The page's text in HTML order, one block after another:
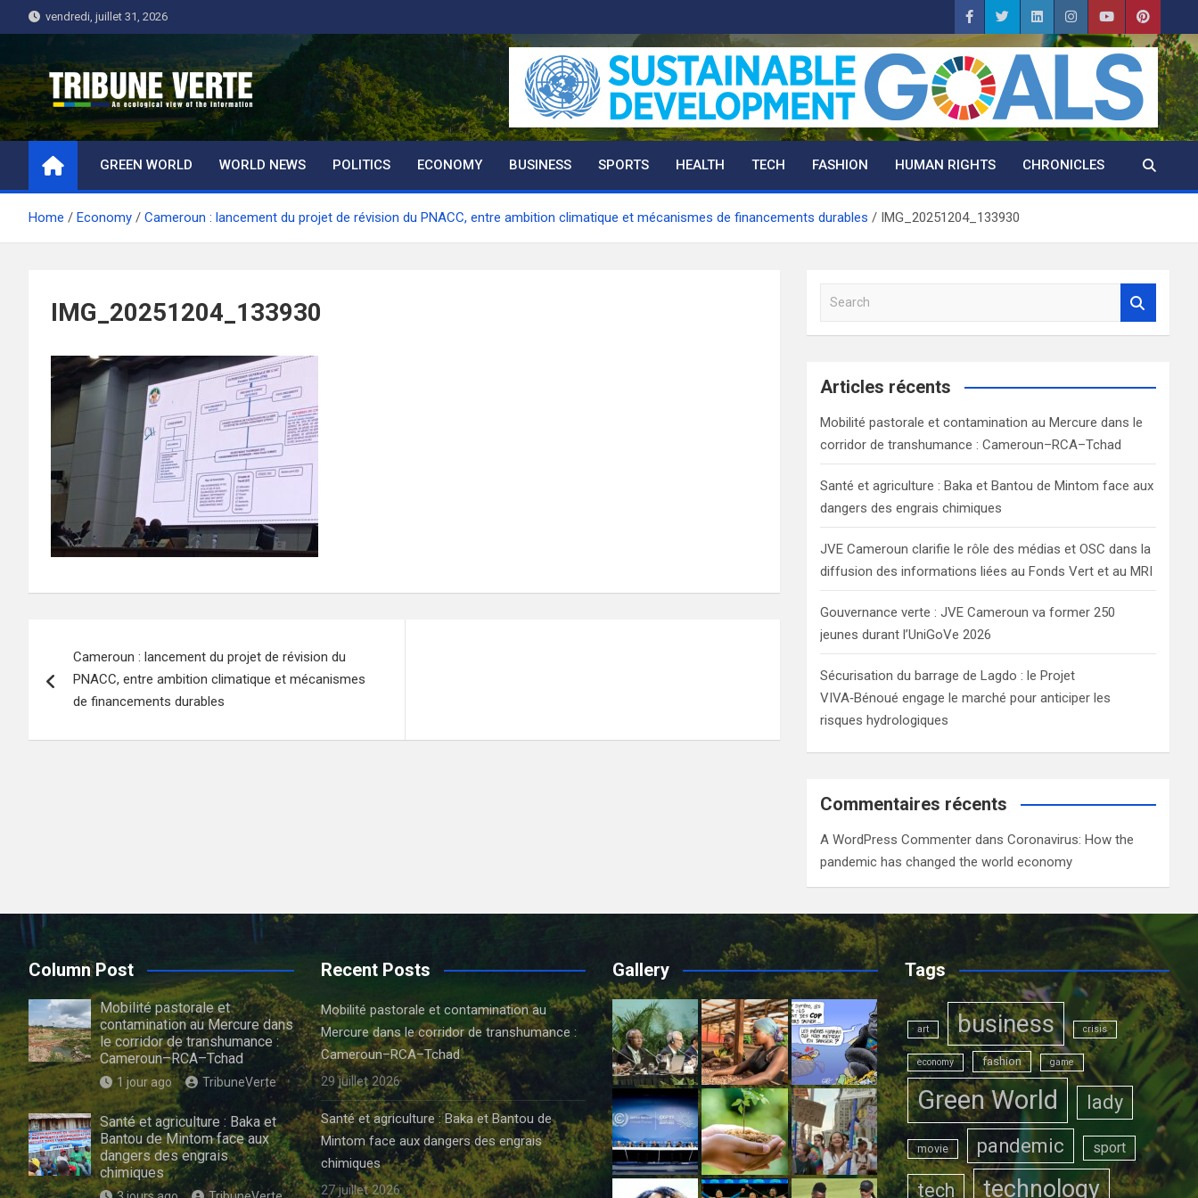
to
vendredi, juillet 31, 2026
Tribune Verte
Un regard écologique de l'information
GREEN WORLD WORLD NEWS POLITICS ECONOMY BUSINESS SPORTS HEALTH TECH FASHION HUMAN RIGHTS CHRONICLES
Home Economy Cameroun : lancement du projet de révision du PNACC, entre ambition climatique et mécanismes de financements durables IMG_20251204_133930
IMG_20251204_133930
de
l’article
Cameroun : lancement du projet de révision du
PNACC, entre ambition climatique et mécanismes
de financements durables
a
c
Articles récents
Mobilité pastorale et contamination au Mercure dans le
corridor de transhumance : Cameroun–RCA–Tchad
Santé et agriculture : Baka et Bantou de Mintom face aux
dangers des engrais chimiques
JVE Cameroun clarifie le rôle des médias et OSC dans la
diffusion des informations liées au Fonds Vert et au MRI
Gouvernance verte : JVE Cameroun va former 250
jeunes durant l’UniGoVe 2026
Sécurisation du barrage de Lagdo : le Projet
VIVA‑Bénoué engage le marché pour anticiper les
risques hydrologiques
Commentaires récents
A WordPress Commenter dansCoronavirus: How the
pandemic has changed the world economy
Column Post
Mobilité pastorale et
contamination au Mercure dans
le corridor de transhumance :
Cameroun–RCA–Tchad
1 jour ago TribuneVerte
Santé et agriculture : Baka et
Bantou de Mintom face aux
dangers des engrais
chimiques
Recent Posts
Mobilité pastorale et contamination au
Mercure dans le corridor de transhumance :
Cameroun–RCA–Tchad
29 juillet 2026
Santé et agriculture : Baka et Bantou de
Mintom face aux dangers des engrais
chimiques
27 juillet 2026
Gallery Tags
art business crisis
economy fashion game
Green World lady
movie pandemic sport
tech technology